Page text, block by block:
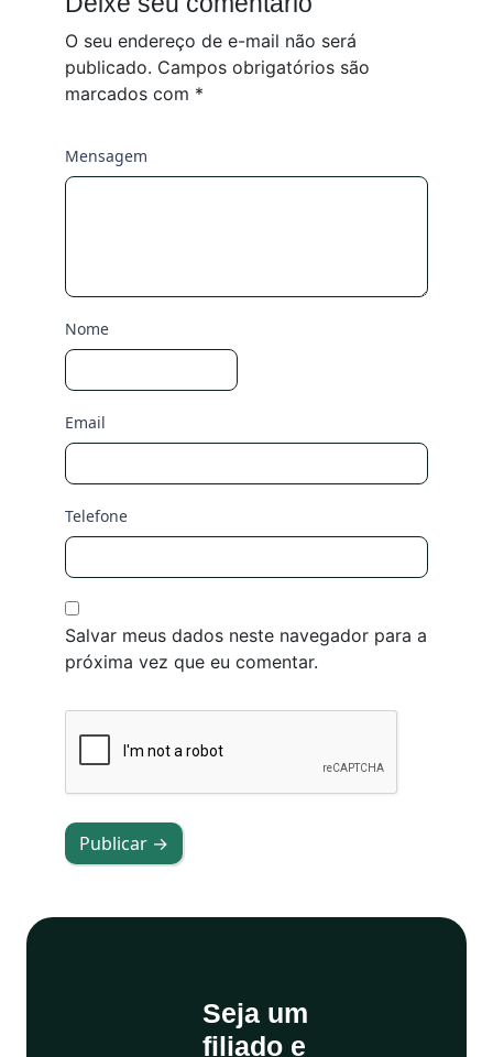
O seu endereço de e-mail não será
publicado. Campos obrigatórios são
marcados com *
Mensagem
Nome
Email
Telefone
Salvar meus dados neste navegador para a
próxima vez que eu comentar.
Publicar →
Seja um
filiado e